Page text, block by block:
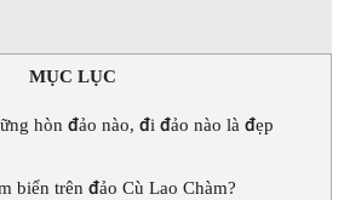
MỤC LỤC
hòn đảo nào, đi đảo nào là đẹp
biển trên đảo Cù Lao Chàm?